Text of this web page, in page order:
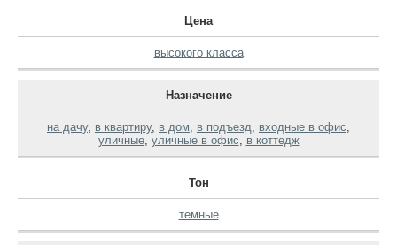
Цена
высокого класса
Назначение
на дачу, в квартиру, в дом, в подъезд, входные в офис,
уличные, уличные в офис, в коттедж
Тон
темные